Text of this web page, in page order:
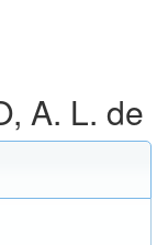
A. L. de